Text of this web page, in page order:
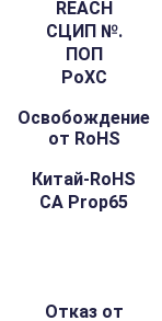
REACH
СЦИП №.
ПОП
РоХС
Освобождение
от RoHS
Китай-RoHS
CA Prop65
Отказ от